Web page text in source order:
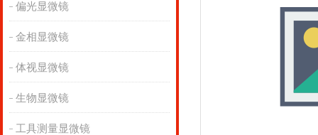
偏光显微镜
金相显微镜
体视显微镜
生物显微镜
工具测量显微镜